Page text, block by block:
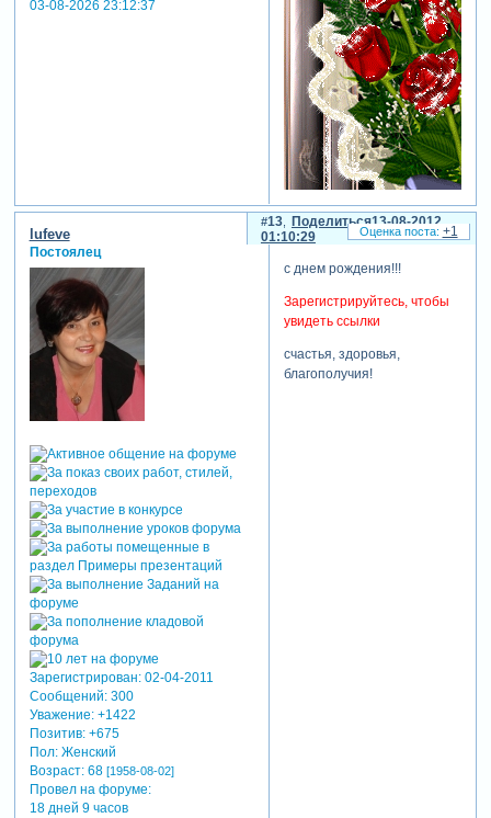
03-08-2026 23:12:37
Поделиться
13
13-08-2012
01:10:29
lufeve
Постоялец
Зарегистрирован: 02-04-2011
Сообщений:300
Уважение: +1422
Позитив: +675
Пол:Женский
Возраст:68 [1958-08-02]
Провел на форуме:
18 дней 9 часов
с днем рождения!!!
Зарегистрируйтесь, чтобы
увидеть ссылки
счастья, здоровья,
благополучия!
+1